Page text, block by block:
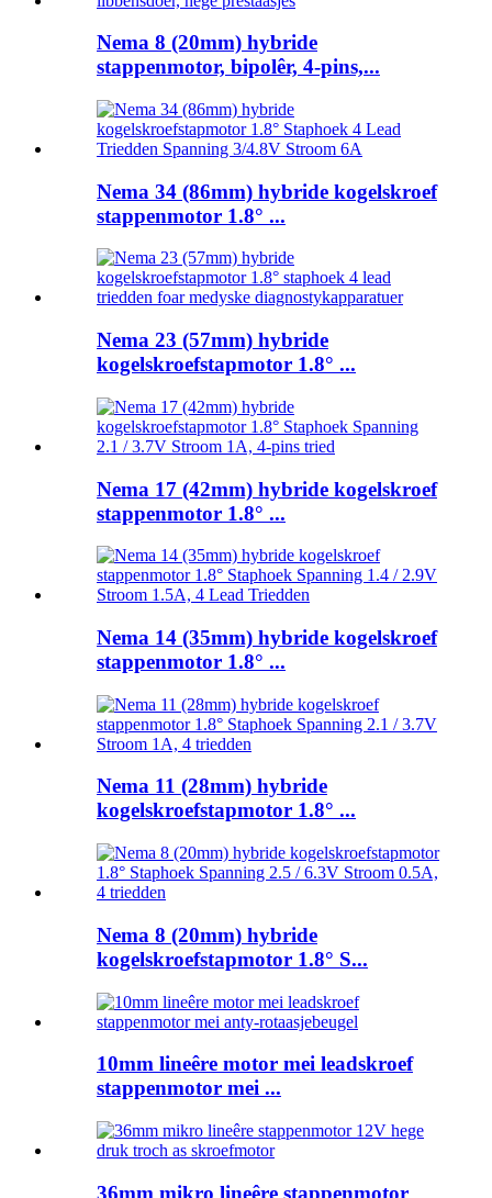
Nema 8 (20mm) hybride
stappenmotor, bipolêr, 4-pins,...
Nema 34 (86mm) hybride kogelskroef
stappenmotor 1.8° ...
Nema 23 (57mm) hybride
kogelskroefstapmotor 1.8° ...
Nema 17 (42mm) hybride kogelskroef
stappenmotor 1.8° ...
Nema 14 (35mm) hybride kogelskroef
stappenmotor 1.8° ...
Nema 11 (28mm) hybride
kogelskroefstapmotor 1.8° ...
Nema 8 (20mm) hybride
kogelskroefstapmotor 1.8° S...
10mm lineêre motor mei leadskroef
stappenmotor mei ...
36mm mikro lineêre stappenmotor